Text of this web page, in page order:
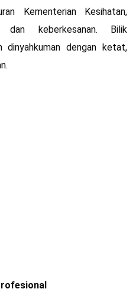
Kementerian Kesihatan,
dan keberkesanan. Bilik
dinyahkuman dengan ketat,